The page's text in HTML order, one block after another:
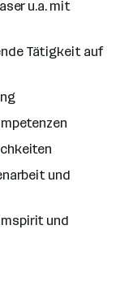
u.a. mit
Tätigkeit auf
und
und